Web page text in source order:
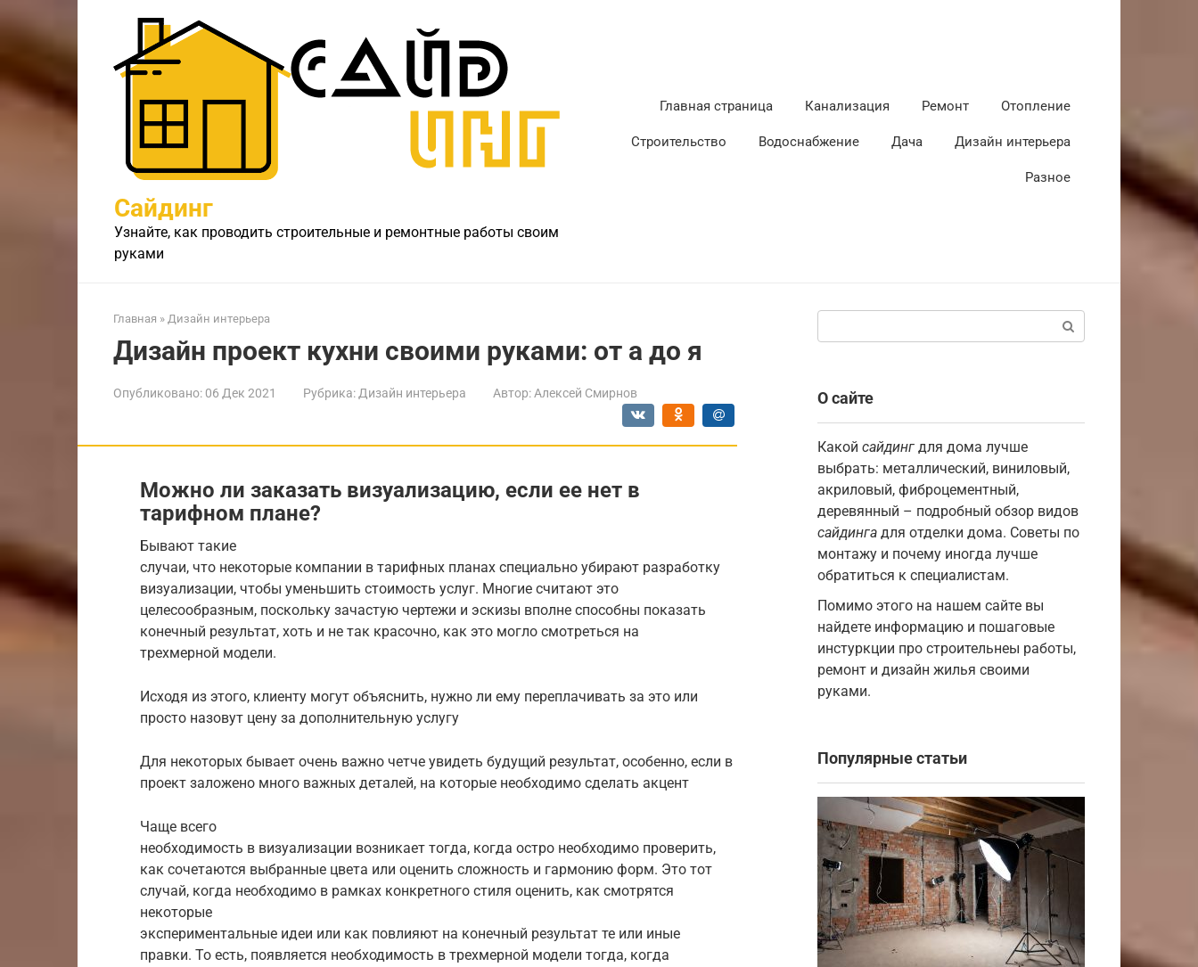
контенту
Сайдинг
Узнайте, как проводить строительные и ремонтные работы своим
руками
Главная страница Канализация Ремонт Отопление
Строительство Водоснабжение Дача Дизайн интерьера
Разное
Главная » Дизайн интерьера
Дизайн проект кухни своими руками: от а до я
Опубликовано: 06 Дек 2021 Рубрика: Дизайн интерьера Автор: Алексей Смирнов
Можно ли заказать визуализацию, если ее нет в
тарифном плане?
Бывают такие
случаи, что некоторые компании в тарифных планах специально убирают разработку
визуализации, чтобы уменьшить стоимость услуг. Многие считают это
целесообразным, поскольку зачастую чертежи и эскизы вполне способны показать
конечный результат, хоть и не так красочно, как это могло смотреться на
трехмерной модели.
Исходя из этого, клиенту могут объяснить, нужно ли ему переплачивать за это или
просто назовут цену за дополнительную услугу
Для некоторых бывает очень важно четче увидеть будущий результат, особенно, если в
проект заложено много важных деталей, на которые необходимо сделать акцент
Чаще всего
необходимость в визуализации возникает тогда, когда остро необходимо проверить,
как сочетаются выбранные цвета или оценить сложность и гармонию форм. Это тот
случай, когда необходимо в рамках конкретного стиля оценить, как смотрятся
некоторые
экспериментальные идеи или как повлияют на конечный результат те или иные
правки. То есть, появляется необходимость в трехмерной модели тогда, когда
О сайте
Какой сайдинг для дома лучше
выбрать: металлический, виниловый,
акриловый, фиброцементный,
деревянный – подробный обзор видов
сайдинга для отделки дома. Советы по
монтажу и почему иногда лучше
обратиться к специалистам.
Помимо этого на нашем сайте вы
найдете информацию и пошаговые
инстуркции про строительнеы работы,
ремонт и дизайн жилья своими
руками.
Популярные статьи